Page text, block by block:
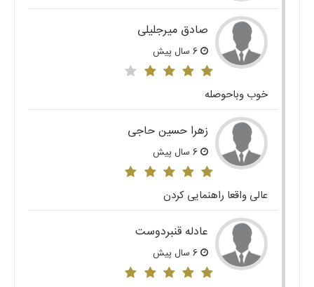
صادق میرجلیلی
خوب وباحوصله
زهرا حسین حاجی
عالی واقعا راهنمایی کردن
عادله قنبردوست